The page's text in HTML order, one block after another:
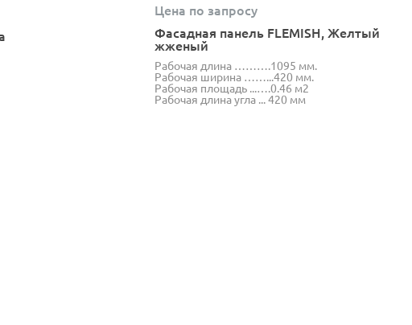
Цена по запросу
Фасадная панель FLEMISH, Желтый
жженый
Рабочая длина ……….1095 мм.
Рабочая ширина ……...420 мм.
Рабочая площадь ...….0.46 м2
Рабочая длина угла ... 420 мм